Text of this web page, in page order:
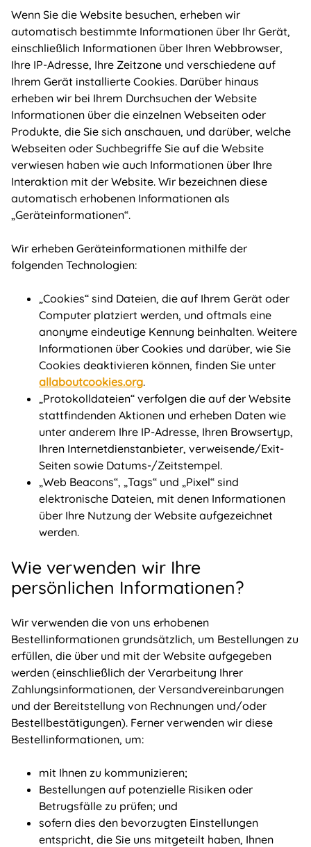
Wenn Sie die Website besuchen, erheben wir
automatisch bestimmte Informationen über Ihr Gerät,
einschließlich Informationen über Ihren Webbrowser,
Ihre IP-Adresse, Ihre Zeitzone und verschiedene auf
Ihrem Gerät installierte Cookies. Darüber hinaus
erheben wir bei Ihrem Durchsuchen der Website
Informationen über die einzelnen Webseiten oder
Produkte, die Sie sich anschauen, und darüber, welche
Webseiten oder Suchbegriffe Sie auf die Website
verwiesen haben wie auch Informationen über Ihre
Interaktion mit der Website. Wir bezeichnen diese
automatisch erhobenen Informationen als
„Geräteinformationen“.
Wir erheben Geräteinformationen mithilfe der
folgenden Technologien:
„Cookies“ sind Dateien, die auf Ihrem Gerät oder
Computer platziert werden, und oftmals eine
anonyme eindeutige Kennung beinhalten. Weitere
Informationen über Cookies und darüber, wie Sie
Cookies deaktivieren können, finden Sie unter
allaboutcookies.org.
„Protokolldateien“ verfolgen die auf der Website
stattfindenden Aktionen und erheben Daten wie
unter anderem Ihre IP-Adresse, Ihren Browsertyp,
Ihren Internetdienstanbieter, verweisende/Exit-
Seiten sowie Datums-/Zeitstempel.
„Web Beacons“, „Tags“ und „Pixel“ sind
elektronische Dateien, mit denen Informationen
über Ihre Nutzung der Website aufgezeichnet
werden.
Wie verwenden wir Ihre
persönlichen Informationen?
Wir verwenden die von uns erhobenen
Bestellinformationen grundsätzlich, um Bestellungen zu
erfüllen, die über und mit der Website aufgegeben
werden (einschließlich der Verarbeitung Ihrer
Zahlungsinformationen, der Versandvereinbarungen
und der Bereitstellung von Rechnungen und/oder
Bestellbestätigungen). Ferner verwenden wir diese
Bestellinformationen, um:
mit Ihnen zu kommunizieren;
Bestellungen auf potenzielle Risiken oder
Betrugsfälle zu prüfen; und
sofern dies den bevorzugten Einstellungen
entspricht, die Sie uns mitgeteilt haben, Ihnen